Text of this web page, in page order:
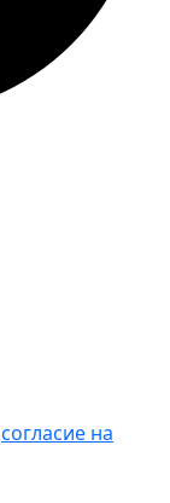
согласие на